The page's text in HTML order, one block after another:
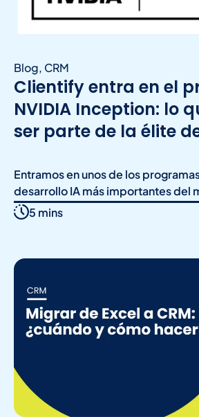
Blog, CRM
Clientify entra en el
NVIDIA Inception: lo
ser parte de la élite
Entramos en unos de los
desarrollo IA más importantes del
5 mins